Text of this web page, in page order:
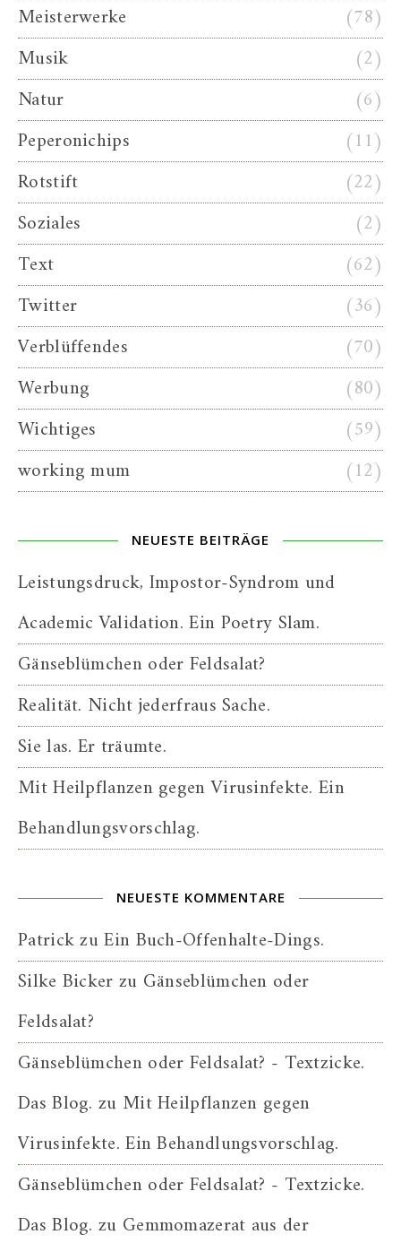
Meisterwerke
(78)
Musik
(2)
Natur
(6)
Peperonichips
(11)
Rotstift
(22)
Soziales
(2)
Text
(62)
Twitter
(36)
Verblüffendes
(70)
Werbung
(80)
Wichtiges
(59)
working mum
(12)
NEUESTE BEITRÄGE
Leistungsdruck, Impostor-Syndrom und
Academic Validation. Ein Poetry Slam.
Gänseblümchen oder Feldsalat?
Realität. Nicht jederfraus Sache.
Sie las. Er träumte.
Mit Heilpflanzen gegen Virusinfekte. Ein
Behandlungsvorschlag.
NEUESTE KOMMENTARE
PatrickzuEin Buch-Offenhalte-Dings.
Silke Bickerzu Gänseblümchen oder
Feldsalat?
Gänseblümchen oder Feldsalat? - Textzicke.
Das Blog. zu Mit Heilpflanzen gegen
Virusinfekte. Ein Behandlungsvorschlag.
Gänseblümchen oder Feldsalat? - Textzicke.
Das Blog. zu Gemmomazerat aus der